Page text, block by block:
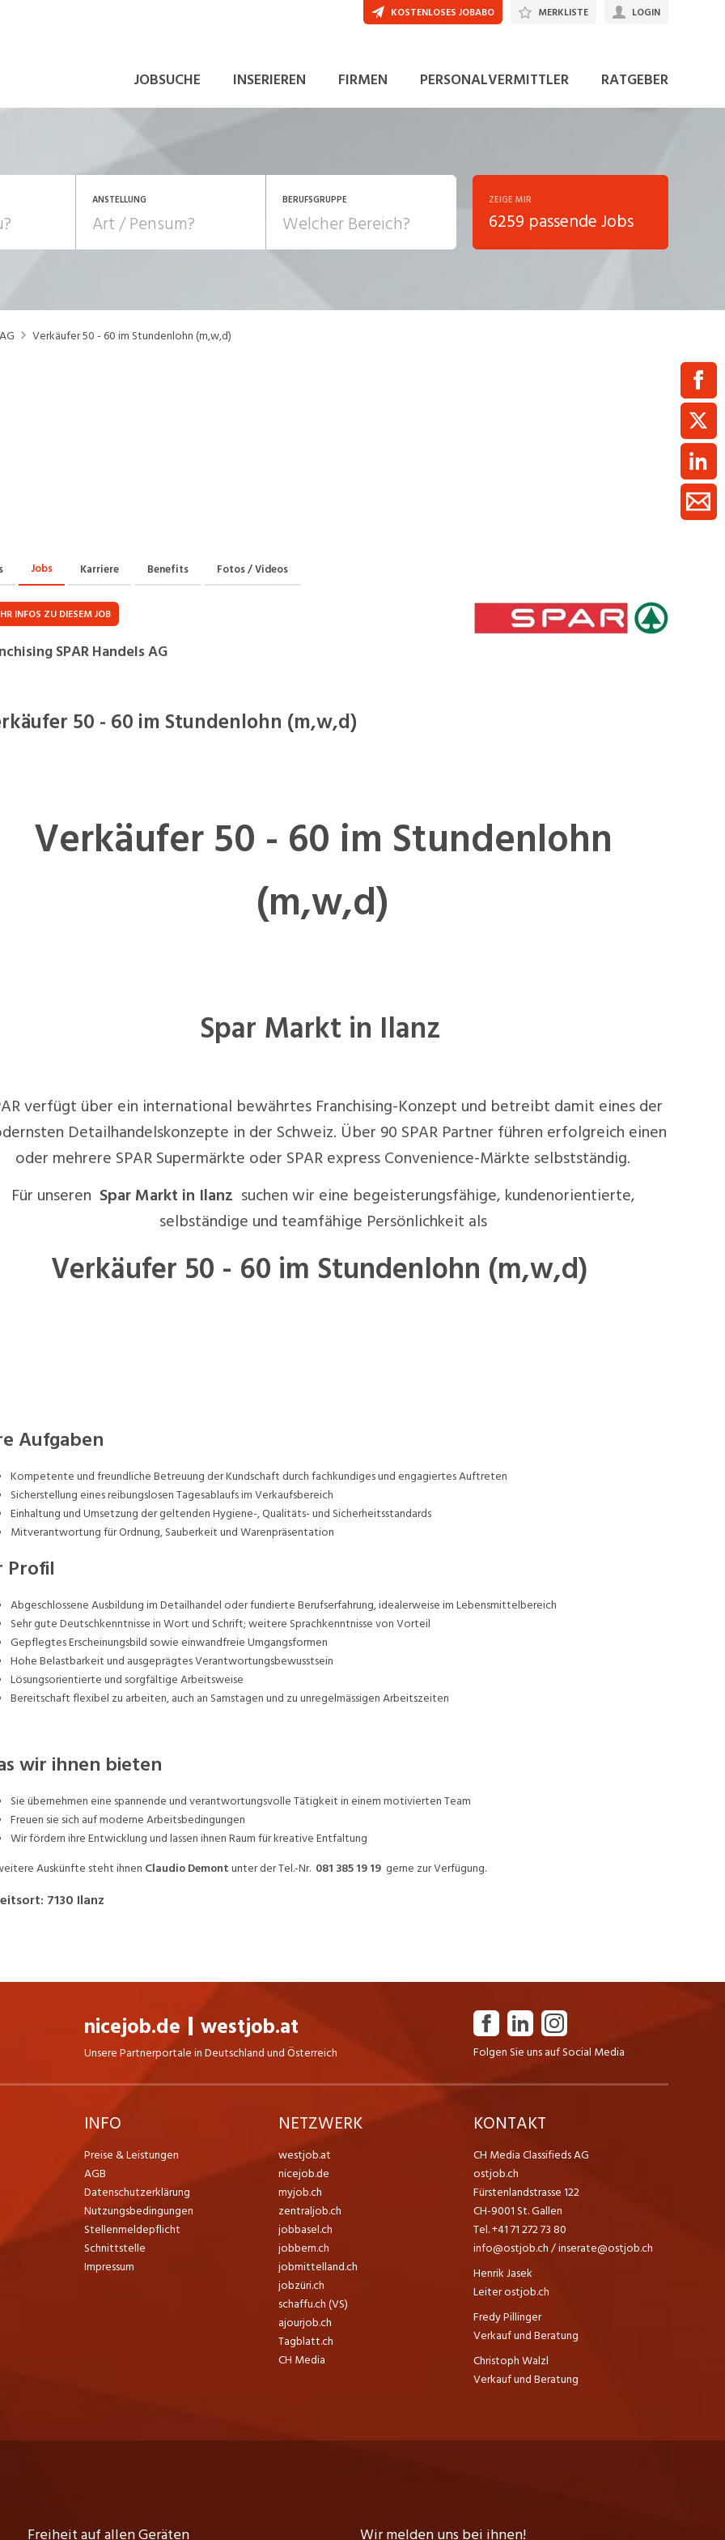
JOBSUCHE INSERIEREN FIRMEN PERSONALVERMITTLER RATGEBER
KOSTENLOSES JOBABO MERKLISTE LOGIN
ANSTELLUNG
Temporär (befristet)
BERUFSGRUPPE
Human Resources
Rettung, Polizei, Zoll
ZEIGE MIR
6259 passende Jobs
Verkäufer 50 - 60 im Stundenlohn (m,w,d)
JETZT BEWERBEN
Jobs Karriere Benefits Fotos / Videos
INFOS ZU DIESEM JOB
SPAR Handels AG
50 - 60 im Stundenlohn (m,w,d)
Verkäufer 50 - 60 im Stundenlohn
(m,w,d)
Spar Markt in Ilanz
verfügt über ein international bewährtes Franchising-Konzept und betreibt damit eines der
Detailhandelskonzepte in der Schweiz. Über 90 SPAR Partner führen erfolgreich einen
oder mehrere SPAR Supermärkte oder SPAR express Convenience-Märkte selbstständig.
Für unseren Spar Markt in Ilanz suchen wir eine begeisterungsfähige, kundenorientierte,
selbständige und teamfähige Persönlichkeit als
Verkäufer 50 - 60 im Stundenlohn (m,w,d)
Aufgaben
Kompetente und freundliche Betreuung der Kundschaft durch fachkundiges und engagiertes Auftreten
Sicherstellung eines reibungslosen Tagesablaufs im Verkaufsbereich
Einhaltung und Umsetzung der geltenden Hygiene-, Qualitäts- und Sicherheitsstandards
Mitverantwortung für Ordnung, Sauberkeit und Warenpräsentation
Profil
Abgeschlossene Ausbildung im Detailhandel oder fundierte Berufserfahrung, idealerweise im Lebensmittelbereich
Sehr gute Deutschkenntnisse in Wort und Schrift; weitere Sprachkenntnisse von Vorteil
Gepflegtes Erscheinungsbild sowie einwandfreie Umgangsformen
Hohe Belastbarkeit und ausgeprägtes Verantwortungsbewusstsein
Lösungsorientierte und sorgfältige Arbeitsweise
Bereitschaft flexibel zu arbeiten, auch an Samstagen und zu unregelmässigen Arbeitszeiten
wir ihnen bieten
Sie übernehmen eine spannende und verantwortungsvolle Tätigkeit in einem motivierten Team
Freuen sie sich auf moderne Arbeitsbedingungen
Wir fördern ihre Entwicklung und lassen ihnen Raum für kreative Entfaltung
Auskünfte steht ihnen Claudio Demontunter der Tel.-Nr. 081 385 19 19gerne zur Verfügung.
: 7130 Ilanz
nicejob.de westjob.at
Unsere Partnerportale in Deutschland und Österreich Folgen Sie uns auf Social Media
INFO
Preise & Leistungen
AGB
Datenschutzerklärung
Nutzungsbedingungen
Stellenmeldepflicht
Schnittstelle
Impressum
NETZWERK
westjob.at
nicejob.de
myjob.ch
zentraljob.ch
jobbasel.ch
jobbern.ch
jobmittelland.ch
jobzüri.ch
schaffu.ch (VS)
ajourjob.ch
Tagblatt.ch
CH Media
KONTAKT
CH Media Classifieds AG
ostjob.ch
Fürstenlandstrasse 122
CH-9001 St. Gallen
Tel. +41 71 272 73 80
info@ostjob.ch/inserate@ostjob.ch
Henrik Jasek
Leiter ostjob.ch
Fredy Pillinger
Verkauf und Beratung
Christoph Walzl
Verkauf und Beratung
Freiheit auf allen Geräten Wir melden uns bei ihnen!